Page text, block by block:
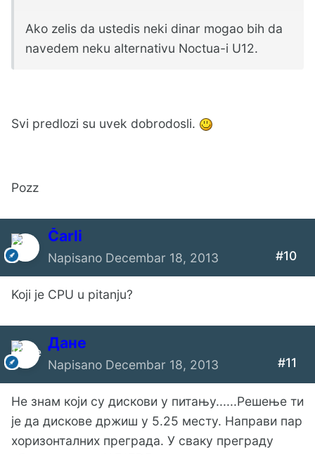
Ako zelis da ustedis neki dinar mogao bih da
navedem neku alternativu Noctua-i U12.
Svi predlozi su uvek dobrodosli.
Pozz
Čarli
Napisano Decembar 18, 2013 #10
Koji je CPU u pitanju?
Дане
Napisano Decembar 18, 2013 #11
Не знам који су дискови у питању......Решење ти
је да дискове држиш у 5.25 месту. Направи пар
хоризонталних преграда. У сваку преграду